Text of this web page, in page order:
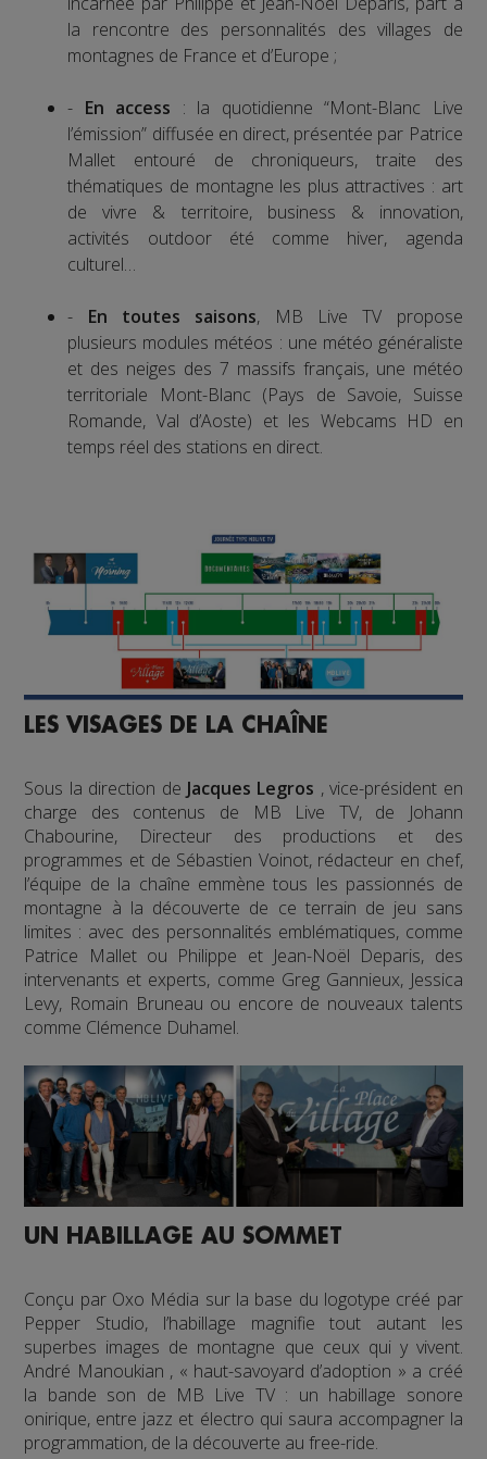
la rencontre des personnalités des villages de
montagnes de France et d’Europe ;
- En access : la quotidienne “Mont-Blanc Live
l’émission” diffusée en direct, présentée par Patrice
Mallet entouré de chroniqueurs, traite des
thématiques de montagne les plus attractives : art
de vivre & territoire, business & innovation,
activités outdoor été comme hiver, agenda
culturel…
- En toutes saisons, MB Live TV propose
plusieurs modules météos : une météo généraliste
et des neiges des 7 massifs français, une météo
territoriale Mont-Blanc (Pays de Savoie, Suisse
Romande, Val d’Aoste) et les Webcams HD en
temps réel des stations en direct.
LES VISAGES DE LA CHAÎNE
Sous la direction de Jacques Legros , vice-président en
charge des contenus de MB Live TV, de Johann
Chabourine, Directeur des productions et des
programmes et de Sébastien Voinot, rédacteur en chef,
l’équipe de la chaîne emmène tous les passionnés de
montagne à la découverte de ce terrain de jeu sans
limites : avec des personnalités emblématiques, comme
Patrice Mallet ou Philippe et Jean-Noël Deparis, des
intervenants et experts, comme Greg Gannieux, Jessica
Levy, Romain Bruneau ou encore de nouveaux talents
comme Clémence Duhamel.
UN HABILLAGE AU SOMMET
Conçu par Oxo Média sur la base du logotype créé par
Pepper Studio, l’habillage magnifie tout autant les
superbes images de montagne que ceux qui y vivent.
André Manoukian , « haut-savoyard d’adoption » a créé
la bande son de MB Live TV : un habillage sonore
onirique, entre jazz et électro qui saura accompagner la
programmation, de la découverte au free-ride.